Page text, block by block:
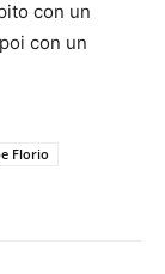
con un
con un
Florio